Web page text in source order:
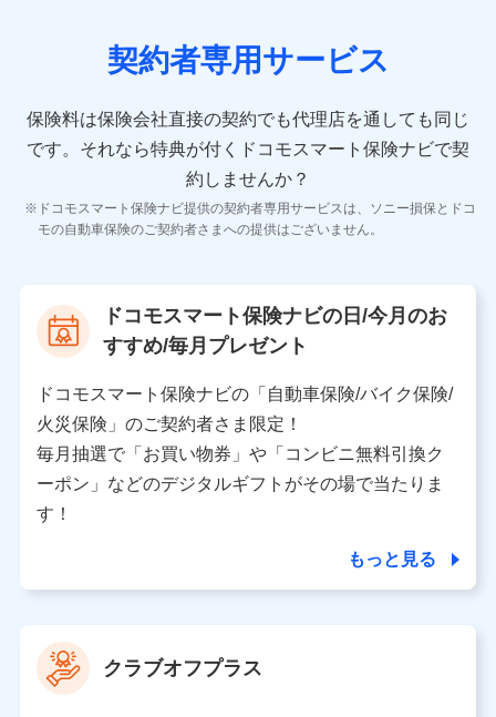
険契約に関する情報。例として、保険契約者及び被保険
者の氏名、住所、生年月日、性別、保険契約者と被保険
報、建物の構造や築年数などの情報、ペットの種類や年
齢などの情報などが含まれます。
【共同して利用する者の範囲】
当社
当社又は株式会社NTTドコモが提供する保険関連サービ
スにおけるユーザ登録受付および管理のため
を受けている保険会社・提携会社の保険その他に関する
情報を提供するため、また維持管理等の委託業務遂行の
ため、またそれらに付帯、関連する当社、株式会社NTT
ドコモおよび提携会社のサービスを案内、提供するため
（各サービスで取得したサービス利用履歴、ウェブサイ
トの閲覧履歴、購買履歴、ご契約内容等のパーソナルデ
ータを分析して、お客さまの趣味・嗜好・傾向に応じた
上記に係る案内・手続き・管理等付帯業務を行うため
【当該個人データの管理について責任を有する者の名称・住
所・代表者名】
契約者専用サービス
保険料は保険会社直接の契約でも代理店を通しても同じ
です。 それなら特典が付くドコモスマート保険ナビで契
約しませんか？
ドコモスマート保険ナビ提供の契約者専用サービスは、ソニー損保とドコ
モの自動車保険のご契約者さまへの提供はございません。
ドコモスマート保険ナビの日/今月のお
すすめ/毎月プレゼント
ドコモスマート保険ナビの「自動車保険/バイク保険/
火災保険」のご契約者さま限定！
毎月抽選で「お買い物券」や「コンビニ無料引換ク
ーポン」などのデジタルギフトがその場で当たりま
す！
もっと見る
クラブオフプラス